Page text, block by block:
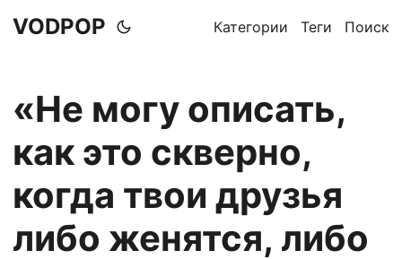
VODPOP Категории Теги Поиск
«Не могу описать,
как это скверно,
когда твои друзья
либо женятся, либо